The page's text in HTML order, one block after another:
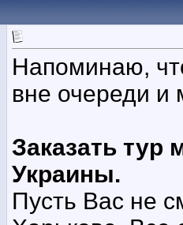
Напоминаю,
вне очереди и
Заказать тур
Украины.
Пусть Вас не